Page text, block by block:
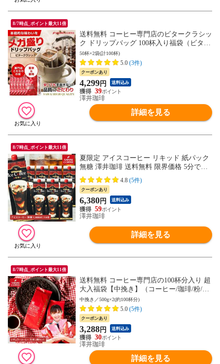
8/7時点_ポイント最大11倍
送料無料 コーヒー専門店のビタークラシッ
ク ドリップバッグ 100杯入り福袋（ビタク
ラ/ドリップコーヒー/個包装/送料込）
50杯×2袋(計100杯)
5.0 (3件)
クーポンあり
4,299円 送料込み
39
澤井珈琲
詳細を見る
8/7時点_ポイント最大11倍
夏限定 アイスコーヒー リキッド 紙パック
無糖 澤井珈琲 送料無料 限界価格 5分で実
感！ 超冷却 夏専用 お得な 1800ml 8本セッ
ト
4.8 (5件)
クーポンあり
6,380円 送料込み
59
澤井珈琲
詳細を見る
8/7時点_ポイント最大11倍
送料無料 コーヒー専門店の100杯分入り 超
大入福袋【中挽き】（コーヒー/珈琲/粉/コ
ーヒー豆/ビクトリー/フォルテシモ/送料
込）
中挽き／500g×2(約100杯分)
5.0 (5件)
クーポンあり
3,288円 送料込み
30
澤井珈琲
詳細を見る